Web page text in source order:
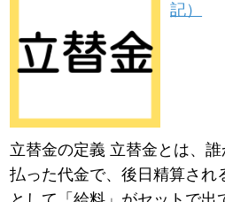
記）
立替金の定義 立替金とは、
払った代金で、後日精算され